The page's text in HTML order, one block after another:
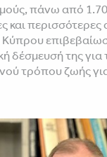
πάνω από
και
Κύπρου
δέσμευσή της
τρόπου ζωής